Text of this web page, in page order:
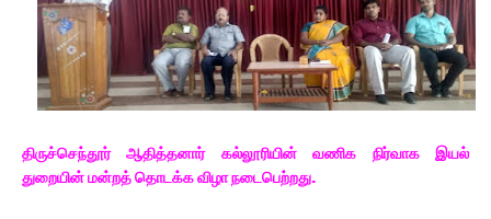
திருச்செந்தூர் ஆதித்தனார் கல்லூரியின் வணிக நிர்வாக இயல்
துறையின் மன்றத் தொடக்க விழா நடைபெற்றது.